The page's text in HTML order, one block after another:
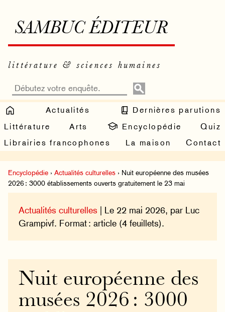
SAMBUC ÉDITEUR
littérature & sciences humaines
Actualités
Dernières parutions
Littérature
Arts Encyclopédie
Quiz
Librairies francophones
La maison Contact
Encyclopédie › Actualités culturelles › Nuit européenne des musées
2026 : 3000 établissements ouverts gratuitement le 23 mai
Actualités culturelles | Le 22 mai 2026, par Luc
Grampivf. Format : article (4 feuillets).
Nuit européenne des
musées 2026 : 3000